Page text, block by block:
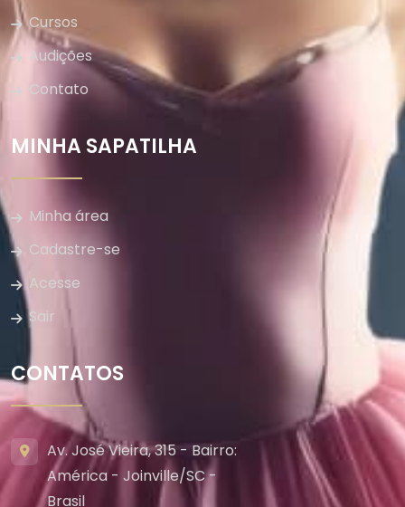
Cursos
Audições
Contato
MINHA SAPATILHA
Minha área
Cadastre-se
Acesse
Sair
CONTATOS
Av. José Vieira, 315 - Bairro:
América - Joinville/SC -
Brasil